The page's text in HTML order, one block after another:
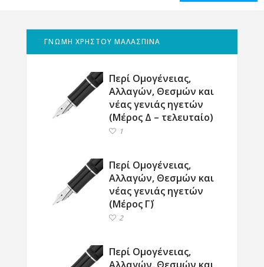
ΓΝΩΜΗ ΧΡΗΣΤΟΥ ΜΑΛΑΣΠΙΝΑ
Περί Ομογένειας,
Αλλαγών, Θεσμών και
νέας γενιάς ηγετών
(Μέρος Δ – τελευταίο)
1
Περί Ομογένειας,
Αλλαγών, Θεσμών και
νέας γενιάς ηγετών
(Μέρος Γ΄)
2
Περί Ομογένειας,